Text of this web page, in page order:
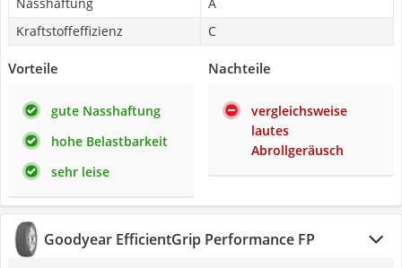
Kraftstoffeffizienz
C
Vorteile
gute Nasshaftung
hohe Belastbarkeit
sehr leise
Nachteile
vergleichsweise
lautes
Abrollgeräusch
Goodyear EfficientGrip Performance FP